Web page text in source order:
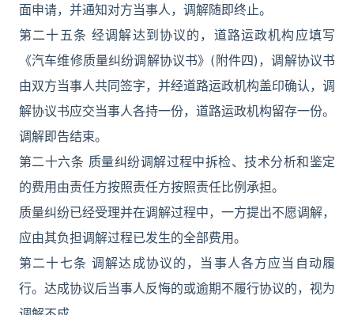
面申请，并通知对方当事人，调解随即终止。
第二十五条 经调解达到协议的，道路运政机构应填写
《汽车维修质量纠纷调解协议书》(附件四)，调解协议书
由双方当事人共同签字，并经道路运政机构盖印确认，调
解协议书应交当事人各持一份，道路运政机构留存一份。
调解即告结束。
第二十六条 质量纠纷调解过程中拆检、技术分析和鉴定
的费用由责任方按照责任方按照责任比例承担。
质量纠纷已经受理并在调解过程中，一方提出不愿调解，
应由其负担调解过程已发生的全部费用。
第二十七条 调解达成协议的，当事人各方应当自动履
行。达成协议后当事人反悔的或逾期不履行协议的，视为